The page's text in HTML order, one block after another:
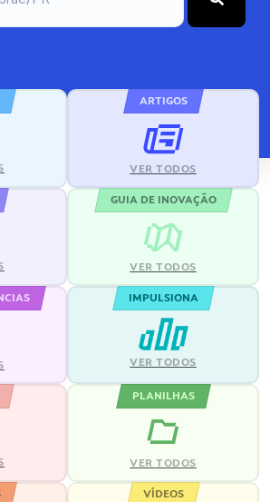
ARTIGOS
VER TODOS
GUIA DE INOVAÇÃO
VER TODOS
IMPULSIONA
VER TODOS
PLANILHAS
VER TODOS
VÍDEOS